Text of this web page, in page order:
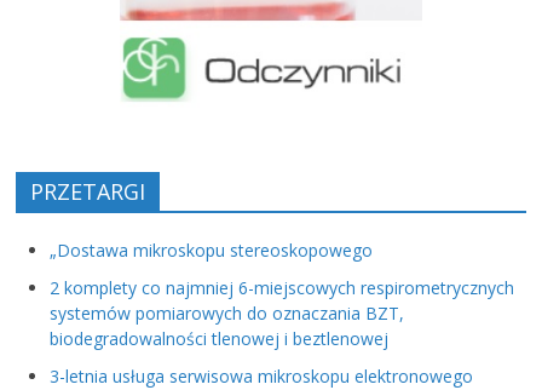
PRZETARGI
„Dostawa mikroskopu stereoskopowego
2 komplety co najmniej 6-miejscowych respirometrycznych
systemów pomiarowych do oznaczania BZT,
biodegradowalności tlenowej i beztlenowej
3-letnia usługa serwisowa mikroskopu elektronowego